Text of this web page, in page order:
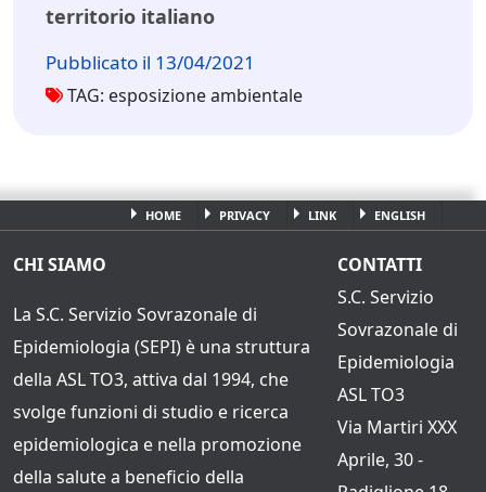
territorio italiano
Pubblicato il 13/04/2021
TAG: esposizione ambientale
HOME PRIVACY LINK ENGLISH
CHI SIAMO
La S.C. Servizio Sovrazonale di
Epidemiologia (SEPI) è una struttura
della ASL TO3, attiva dal 1994, che
svolge funzioni di studio e ricerca
epidemiologica e nella promozione
della salute a beneficio della
CONTATTI
S.C. Servizio
Sovrazonale di
Epidemiologia
ASL TO3
Via Martiri XXX
Aprile, 30 -